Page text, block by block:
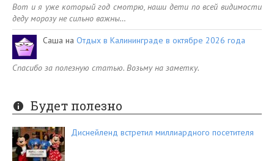
Вот и я уже который год смотрю, наши дети по всей видимости
деду морозу не сильно важны…
Саша на Отдых в Калининграде в октябре 2026 года
Спасибо за полезную статью. Возьму на заметку.
Будет полезно
Диснейленд встретил миллиардного посетителя